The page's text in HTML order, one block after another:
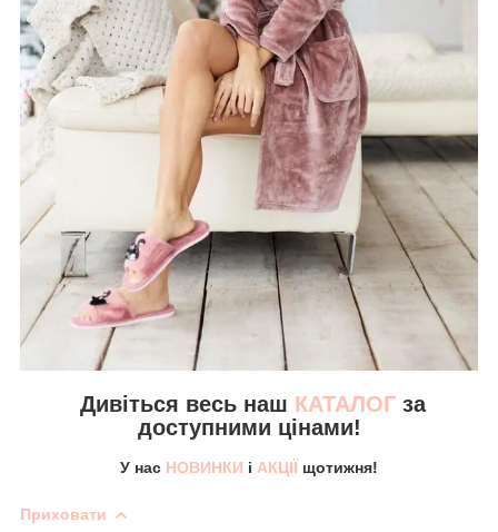
Дивіться весь наш КАТАЛОГза
доступними цінами!
У нас НОВИНКИ і АКЦІЇ щотижня!
Приховати